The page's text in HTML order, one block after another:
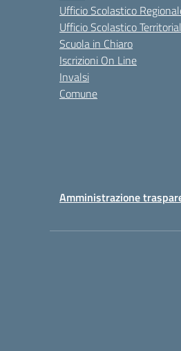
Ufficio Scolastico
Ufficio Scolastico
Scuola in Chiaro
Iscrizioni On Line
Invalsi
Comune
Amministrazione